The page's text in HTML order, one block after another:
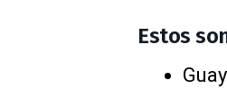
Estos